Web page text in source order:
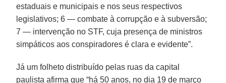
estaduais e municipais e nos seus respectivos
legislativos; 6 — combate à corrupção e à subversão;
7 — intervenção no STF, cuja presença de ministros
simpáticos aos conspiradores é clara e evidente”.
Já um folheto distribuído pelas ruas da capital
paulista afirma que “há 50 anos, no dia 19 de março